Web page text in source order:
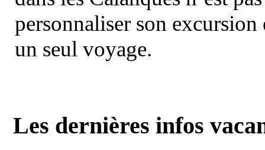
personnaliser son
un seul voyage.
Les dernières infos